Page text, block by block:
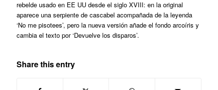
rebelde usado en EE UU desde el siglo XVIII: en la original
aparece una serpiente de cascabel acompañada de la leyenda
‘No me pisotees’, pero la nueva versión añade el fondo arcoíris y
cambia el texto por ‘Devuelve los disparos’.
Share this entry